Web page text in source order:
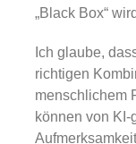
„Black Box“
Ich glaube,
richtigen
menschlichem
können von KI-